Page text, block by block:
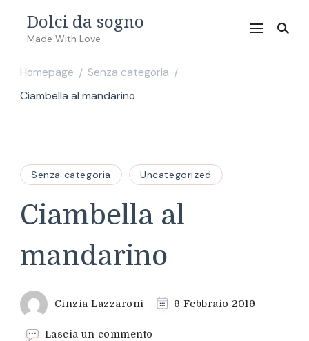
Dolci da sogno
Made With Love
Homepage / Senza categoria /
Ciambella al mandarino
Senza categoria Uncategorized
Ciambella al
mandarino
Cinzia Lazzaroni 9 Febbraio 2019
Lascia un commento